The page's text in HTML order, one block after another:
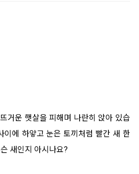
거운 햇살을 피해며 나란히 앉아 있습
이에 하얗고 눈은 토끼처럼 빨간 새 한
새인지 아시나요?